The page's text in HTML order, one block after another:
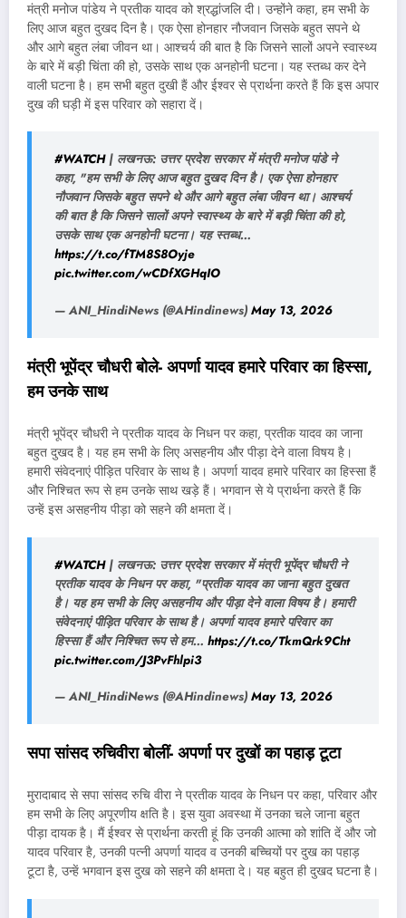
मंत्री मनोज पांडेय ने प्रतीक यादव को श्रद्धांजलि दी। उन्होंने कहा, हम सभी के
लिए आज बहुत दुखद दिन है। एक ऐसा होनहार नौजवान जिसके बहुत सपने थे
और आगे बहुत लंबा जीवन था। आश्चर्य की बात है कि जिसने सालों अपने स्वास्थ्य
के बारे में बड़ी चिंता की हो, उसके साथ एक अनहोनी घटना। यह स्तब्ध कर देने
वाली घटना है। हम सभी बहुत दुखी हैं और ईश्वर से प्रार्थना करते हैं कि इस अपार
दुख की घड़ी में इस परिवार को सहारा दें।
#WATCH| लखनऊ: उत्तर प्रदेश सरकार में मंत्री मनोज पांडे ने
कहा, "हम सभी के लिए आज बहुत दुखद दिन है। एक ऐसा होनहार
नौजवान जिसके बहुत सपने थे और आगे बहुत लंबा जीवन था। आश्चर्य
की बात है कि जिसने सालों अपने स्वास्थ्य के बारे में बड़ी चिंता की हो,
उसके साथ एक अनहोनी घटना। यह स्तब्ध…
https://t.co/fTM8S8Oyje
pic.twitter.com/wCDfXGHqIO
— ANI_HindiNews (@AHindinews) May 13, 2026
मंत्री भूपेंद्र चौधरी बोले- अपर्णा यादव हमारे परिवार का हिस्सा,
हम उनके साथ
मंत्री भूपेंद्र चौधरी ने प्रतीक यादव के निधन पर कहा, प्रतीक यादव का जाना
बहुत दुखद है। यह हम सभी के लिए असहनीय और पीड़ा देने वाला विषय है।
हमारी संवेदनाएं पीड़ित परिवार के साथ है। अपर्णा यादव हमारे परिवार का हिस्सा हैं
और निश्चित रूप से हम उनके साथ खड़े हैं। भगवान से ये प्रार्थना करते हैं कि
उन्हें इस असहनीय पीड़ा को सहने की क्षमता दें।
#WATCH| लखनऊ: उत्तर प्रदेश सरकार में मंत्री भूपेंद्र चौधरी ने
प्रतीक यादव के निधन पर कहा, "प्रतीक यादव का जाना बहुत दुखत
है। यह हम सभी के लिए असहनीय और पीड़ा देने वाला विषय है। हमारी
संवेदनाएं पीड़ित परिवार के साथ है। अपर्णा यादव हमारे परिवार का
हिस्सा हैं और निश्चित रूप से हम… https://t.co/TkmQrk9Cht
pic.twitter.com/J3PvFhlpi3
— ANI_HindiNews (@AHindinews) May 13, 2026
सपा सांसद रुचिवीरा बोलीं- अपर्णा पर दुखों का पहाड़ टूटा
मुरादाबाद से सपा सांसद रुचि वीरा ने प्रतीक यादव के निधन पर कहा, परिवार और
हम सभी के लिए अपूरणीय क्षति है। इस युवा अवस्था में उनका चले जाना बहुत
पीड़ा दायक है। मैं ईश्वर से प्रार्थना करती हूं कि उनकी आत्मा को शांति दें और जो
यादव परिवार है, उनकी पत्नी अपर्णा यादव व उनकी बच्चियों पर दुख का पहाड़
टूटा है, उन्हें भगवान इस दुख को सहने की क्षमता दे। यह बहुत ही दुखद घटना है।